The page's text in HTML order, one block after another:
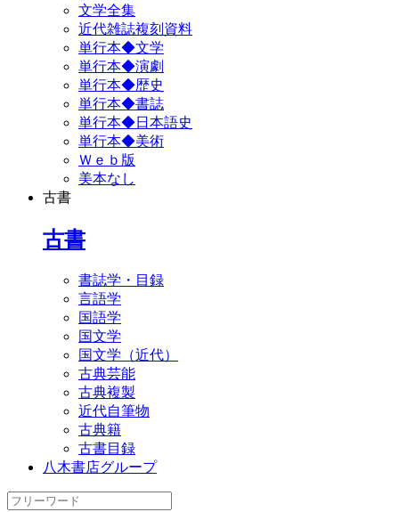
文学全集
近代雑誌複刻資料
単行本◆文学
単行本◆演劇
単行本◆歴史
単行本◆書誌
単行本◆日本語史
単行本◆美術
Ｗｅｂ版
美本なし
古書
古書
書誌学・目録
言語学
国語学
国文学
国文学（近代）
古典芸能
古典複製
近代自筆物
古典籍
古書目録
八木書店グループ